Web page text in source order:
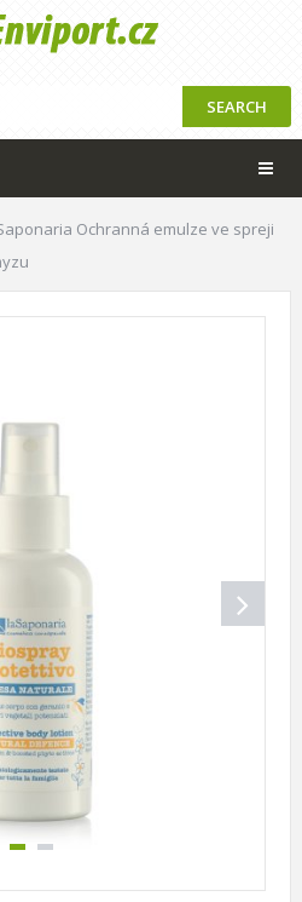
SEARCH
Ochranná emulze ve spreji